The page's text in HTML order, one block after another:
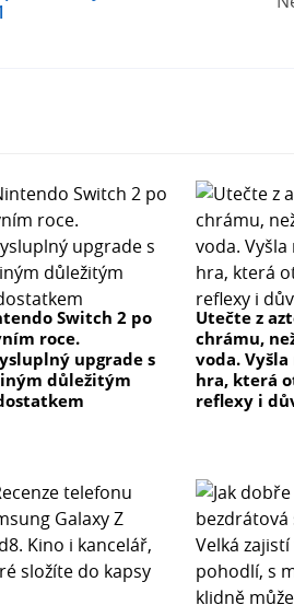
Switch 2 po
roce.
upgrade s
důležitým
Utečte z
chrámu,
voda. Vyšla
hra, která
reflexy i